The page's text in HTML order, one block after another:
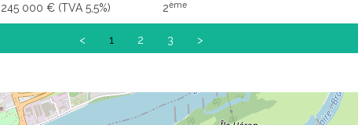
245 000 € (TVA 5,5%) 2ème
< 1 2 3 >